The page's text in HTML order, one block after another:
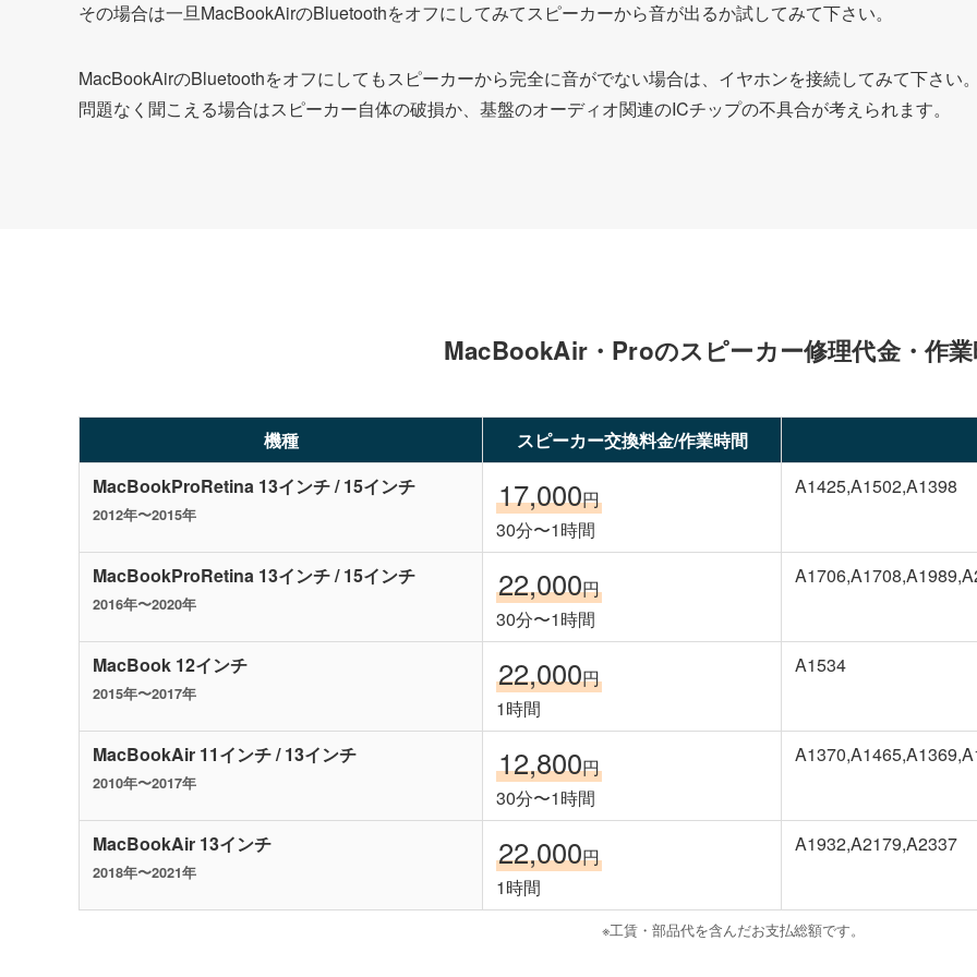
その場合は一旦MacBookAirのBluetoothをオフにしてみてスピーカーから音が出るか試してみて下さい。
MacBookAirのBluetoothをオフにしてもスピーカーから完全に音がでない場合は、イヤホンを接続してみて下さい。
問題なく聞こえる場合はスピーカー自体の破損か、基盤のオーディオ関連のICチップの不具合が考えられます。
MacBookAir・Proのスピーカー修理代金・作
機種 スピーカー交換料金/作業時間
MacBookProRetina 13インチ / 15インチ
2012年〜2015年
17,000円
30分〜1時間
A1425,A1502,A1398
MacBookProRetina 13インチ / 15インチ
2016年〜2020年
22,000円
30分〜1時間
MacBook 12インチ
2015年〜2017年
22,000円
1時間
A1534
MacBookAir 11インチ / 13インチ
2010年〜2017年
12,800円
30分〜1時間
MacBookAir 13インチ
2018年〜2021年
22,000円
1時間
A1932,A2179,A2337
※工賃・部品代を含んだお支払総額です。